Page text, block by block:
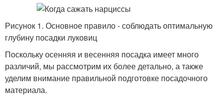
Рисунок 1. Основное правило - соблюдать оптимальную
глубину посадки луковиц
Поскольку осенняя и весенняя посадка имеет много
различий, мы рассмотрим их более детально, а также
уделим внимание правильной подготовке посадочного
материала.